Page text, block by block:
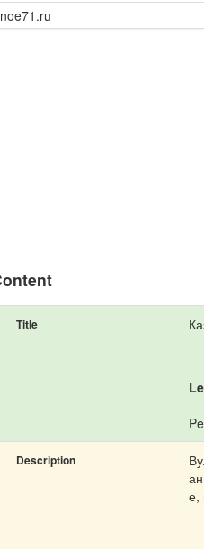
Title
Description
е,